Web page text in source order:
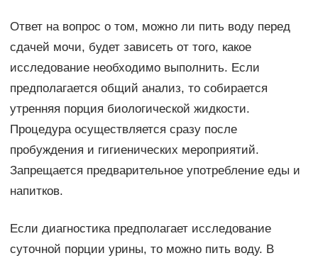
Ответ на вопрос о том, можно ли пить воду перед
сдачей мочи, будет зависеть от того, какое
исследование необходимо выполнить. Если
предполагается общий анализ, то собирается
утренняя порция биологической жидкости.
Процедура осуществляется сразу после
пробуждения и гигиенических мероприятий.
Запрещается предварительное употребление еды и
напитков.
Если диагностика предполагает исследование
суточной порции урины, то можно пить воду. В